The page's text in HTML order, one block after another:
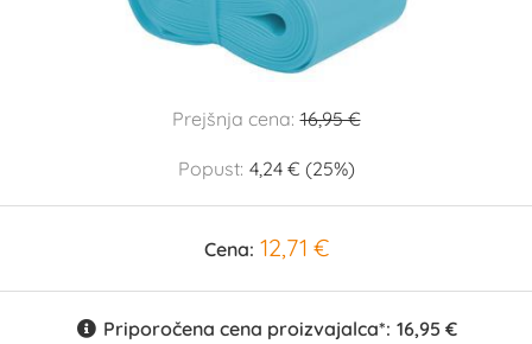
Prejšnja cena: 16,95 €
Popust: 4,24 € (25%)
Cena: 12,71 €
Priporočena cena proizvajalca*: 16,95 €